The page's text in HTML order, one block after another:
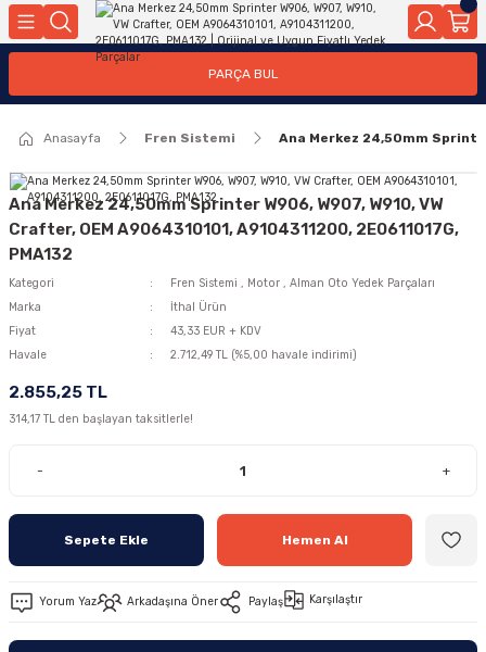
Geri Dön
Geri Dön
Geri Dön
Yakıt Pompası, Yakıt Hatları
Motor Elektrik
Ateşleme Buji Bobin Buji Kablosu
Geri Dön
Geri Dön
Geri Dön
Kollar
Geri Dön
Geri Dön
Ön Arka
Geri Dön
PARÇA BUL
Anasayfa Fren Sistemi Ana Merkez 24,50mm
Ana Merkez 24,50mm Sprinter W906, W907, W910, VW
Crafter, OEM A9064310101, A9104311200, 2E0611017G,
PMA132
Kategori Fren Sistemi , Motor , Alman Oto Yedek Parçaları
Marka
İthal Ürün
Fiyat
43,33 EUR + KDV
Havale
2.712,49 TL (%5,00 havale indirimi)
2.855,25 TL
314,17 TL den başlayan taksitlerle!
- +
Sepete Ekle Hemen Al
Yorum Yaz Arkadaşına Öner Paylaş Karşılaştır